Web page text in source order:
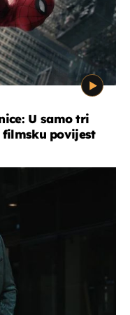
U samo tri
filmsku povijest